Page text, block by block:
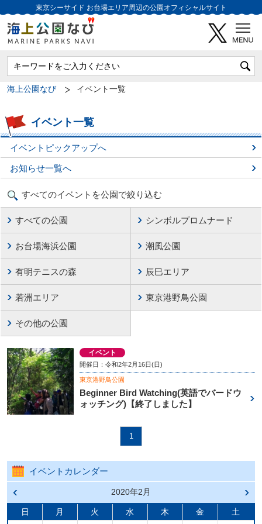
東京シーサイド お台場エリア周辺の公園オフィシャルサイト
海上公園なび イベント一覧
イベント一覧
イベントピックアップへ
お知らせ一覧へ
すべてのイベントを公園で絞り込む
すべての公園 シンボルプロムナード
お台場海浜公園 潮風公園
有明テニスの森 辰巳エリア
若洲エリア 東京港野鳥公園
その他の公園
イベント
開催日：令和2年2月16日(日)
東京港野鳥公園
Beginner Bird Watching(英語でバードウ
ォッチング)【終了しました】
1
イベントカレンダー
前の
戻る
2020年2月
次の
進む
日 月 火 水 木 金
土